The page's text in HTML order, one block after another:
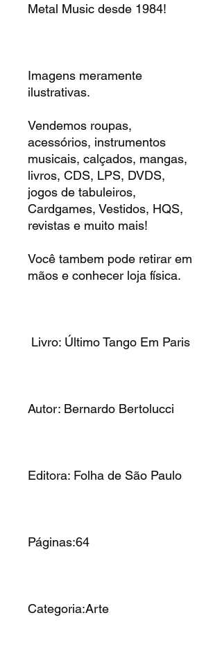
Metal Music desde 1984!
Imagens meramente
ilustrativas.
Vendemos roupas,
acessórios, instrumentos
musicais, calçados, mangas,
livros, CDS, LPS, DVDS,
jogos de tabuleiros,
Cardgames, Vestidos, HQS,
revistas e muito mais!
Você tambem pode retirar em
mãos e conhecer loja física.
Livro: Último Tango Em Paris
Autor: Bernardo Bertolucci
Editora: Folha de São Paulo
Páginas:64
Categoria:Arte